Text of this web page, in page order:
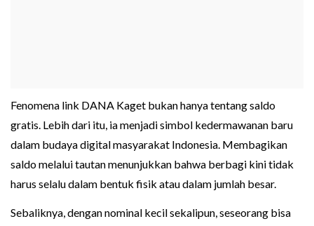
Fenomena link DANA Kaget bukan hanya tentang saldo
gratis. Lebih dari itu, ia menjadi simbol kedermawanan baru
dalam budaya digital masyarakat Indonesia. Membagikan
saldo melalui tautan menunjukkan bahwa berbagi kini tidak
harus selalu dalam bentuk fisik atau dalam jumlah besar.
Sebaliknya, dengan nominal kecil sekalipun, seseorang bisa